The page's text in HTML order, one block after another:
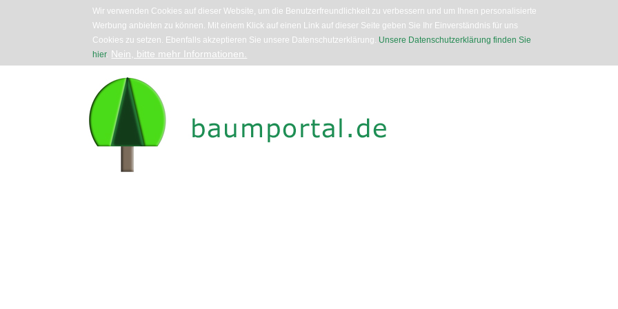
Wir verwenden Cookies auf dieser Website, um die Benutzerfreundlichkeit zu verbessern und um Ihnen personalisierte
Werbung anbieten zu können. Mit einem Klick auf einen Link auf dieser Seite geben Sie Ihr Einverständnis für uns
Cookies zu setzen. Ebenfalls akzeptieren Sie unsere Datenschutzerklärung. Unsere Datenschutzerklärung finden Sie
hier. Nein, bitte mehr Informationen.